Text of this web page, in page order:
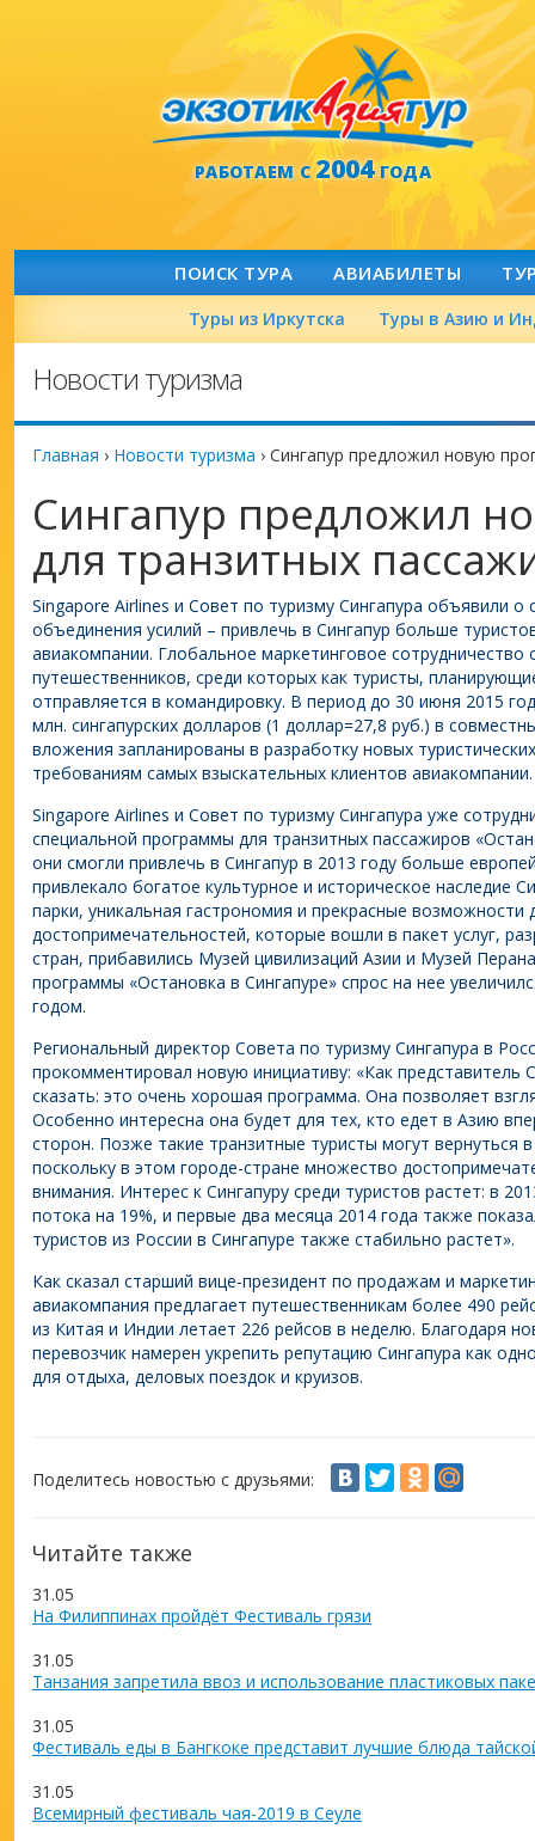
РАБОТАЕМ С2004ГОДА
ПОИСК ТУРА АВИАБИЛЕТЫ
Туры из Иркутска Туры в Азию и
Новости туризма
Главная › Новости туризма › Сингапур предложил новую
Сингапур предложил
для транзитных
Singapore Airlines и Совет по туризму Сингапура объявили о
объединения усилий – привлечь в Сингапур больше
авиакомпании. Глобальное маркетинговое сотрудничество
путешественников, среди которых как туристы,
отправляется в командировку. В период до 30 июня 2015
млн. сингапурских долларов (1 доллар=27,8 руб.) в
вложения запланированы в разработку новых
требованиям самых взыскательных клиентов авиакомпании.
Singapore Airlines и Совет по туризму Сингапура уже
специальной программы для транзитных пассажиров
они смогли привлечь в Сингапур в 2013 году больше
привлекало богатое культурное и историческое наследие
парки, уникальная гастрономия и прекрасные возможности
достопримечательностей, которые вошли в пакет услуг,
стран, прибавились Музей цивилизаций Азии и Музей
программы «Остановка в Сингапуре» спрос на нее
годом.
Региональный директор Совета по туризму Сингапура в
прокомментировал новую инициативу: «Как представитель
сказать: это очень хорошая программа. Она позволяет
Особенно интересна она будет для тех, кто едет в Азию
сторон. Позже такие транзитные туристы могут вернуться
поскольку в этом городе-стране множество
внимания. Интерес к Сингапуру среди туристов растет: в
потока на 19%, и первые два месяца 2014 года также
туристов из России в Сингапуре также стабильно растет».
Как сказал старший вице-президент по продажам и
авиакомпания предлагает путешественникам более 490
из Китая и Индии летает 226 рейсов в неделю. Благодаря
перевозчик намерен укрепить репутацию Сингапура как
для отдыха, деловых поездок и круизов.
Поделитесь новостью с друзьями:
Читайте также
31.05
На Филиппинах пройдёт Фестиваль грязи
31.05
Танзания запретила ввоз и использование пластиковых
31.05
Фестиваль еды в Бангкоке представит лучшие блюда
31.05
Всемирный фестиваль чая-2019 в Сеуле